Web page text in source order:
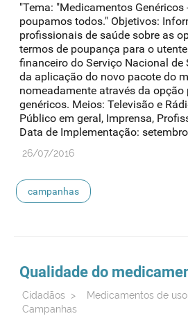
"Tema: "Medicamentos Genéricos
poupamos todos." Objetivos:
profissionais de saúde sobre as
termos de poupança para o
financeiro do Serviço Nacional de
da aplicação do novo pacote do
nomeadamente através da
genéricos. Meios: Televisão e
Público em geral, Imprensa,
Data de Implementação:
26/07/2016
campanhas
Qualidade do
Cidadãos > Medicamentos de
Campanhas